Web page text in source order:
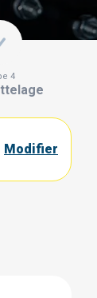
4
Modifier